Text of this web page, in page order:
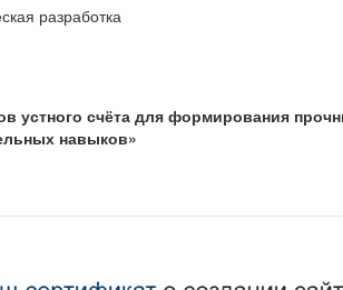
разработка
устного счёта для формирования
навыков»